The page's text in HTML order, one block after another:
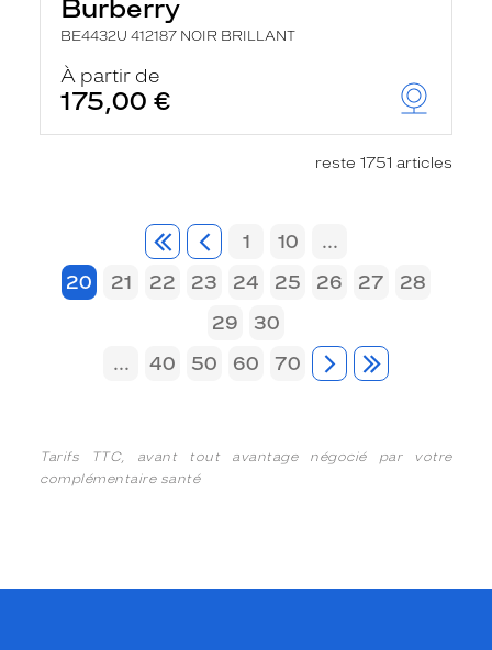
Burberry
BE4432U 412187 NOIR BRILLANT
À partir de
175,00 €
reste 1751 articles
1 10
...
20
21 22 23 24 25 26 27
28
29
30
...
40 50 60 70
Tarifs TTC, avant tout avantage négocié par votre
complémentaire santé